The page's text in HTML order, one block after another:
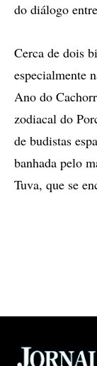
do diálogo
Cerca de dois
especialmente
Ano do
zodiacal do
de budistas
banhada pelo
Tuva, que se